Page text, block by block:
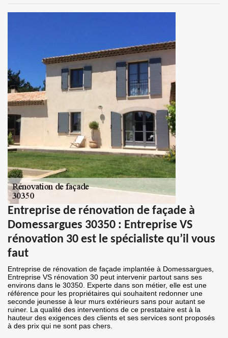
Entreprise de rénovation de façade à
Domessargues 30350 : Entreprise VS
rénovation 30 est le spécialiste qu’il vous
faut
Entreprise de rénovation de façade implantée à Domessargues,
Entreprise VS rénovation 30 peut intervenir partout sans ses
environs dans le 30350. Experte dans son métier, elle est une
référence pour les propriétaires qui souhaitent redonner une
seconde jeunesse à leur murs extérieurs sans pour autant se
ruiner. La qualité des interventions de ce prestataire est à la
hauteur des exigences des clients et ses services sont proposés
à des prix qui ne sont pas chers.